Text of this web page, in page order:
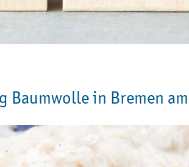
Baumwolle in Bremen